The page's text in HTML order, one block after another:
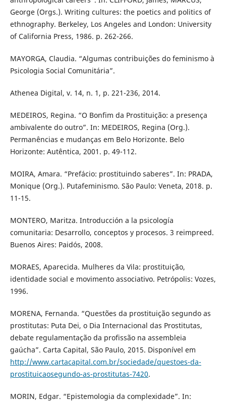
George (Orgs.). Writing cultures: the poetics and politics of
ethnography. Berkeley, Los Angeles and London: University
of California Press, 1986. p. 262-266.
MAYORGA, Claudia. “Algumas contribuições do feminismo à
Psicologia Social Comunitária”.
Athenea Digital, v. 14, n. 1, p. 221-236, 2014.
MEDEIROS, Regina. “O Bonfim da Prostituição: a presença
ambivalente do outro”. In: MEDEIROS, Regina (Org.).
Permanências e mudanças em Belo Horizonte. Belo
Horizonte: Autêntica, 2001. p. 49-112.
MOIRA, Amara. “Prefácio: prostituindo saberes”. In: PRADA,
Monique (Org.). Putafeminismo. São Paulo: Veneta, 2018. p.
11-15.
MONTERO, Maritza. Introducción a la psicología
comunitaria: Desarrollo, conceptos y procesos. 3 reimpreed.
Buenos Aires: Paidós, 2008.
MORAES, Aparecida. Mulheres da Vila: prostituição,
identidade social e movimento associativo. Petrópolis: Vozes,
1996.
MORENA, Fernanda. “Questões da prostituição segundo as
prostitutas: Puta Dei, o Dia Internacional das Prostitutas,
debate regulamentação da profissão na assembleia
gaúcha”. Carta Capital, São Paulo, 2015. Disponível em
http://www.cartacapital.com.br/sociedade/questoes-da-
prostituicaosegundo-as-prostitutas-7420.
MORIN, Edgar. “Epistemologia da complexidade”. In: